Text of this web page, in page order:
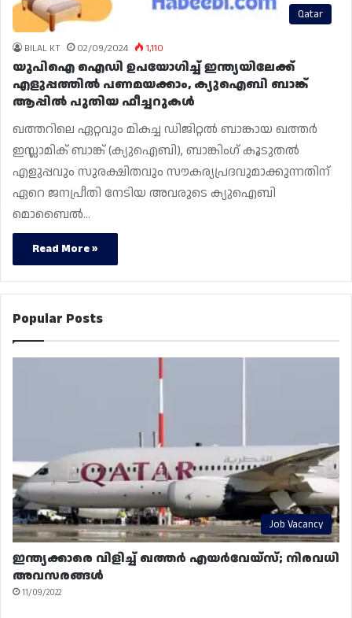
Qatar
BILAL KT 02/09/2024 1,110
യുപിഐ ഐഡി ഉപയോഗിച്ച് ഇന്ത്യയിലേക്ക്
എളുപ്പത്തിൽ പണമയക്കാം, ക്യുഐബി ബാങ്ക്
ആപ്പിൽ പുതിയ ഫീച്ചറുകൾ
ഖത്തറിലെ ഏറ്റവും മികച്ച ഡിജിറ്റൽ ബാങ്കായ ഖത്തർ
ഇസ്ലാമിക് ബാങ്ക് (ക്യുഐബി), ബാങ്കിംഗ് കൂടുതൽ
എളുപ്പവും സുരക്ഷിതവും സൗകര്യപ്രദവുമാക്കുന്നതിന്
ഏറെ ജനപ്രീതി നേടിയ അവരുടെ ക്യുഐബി
മൊബൈൽ…
Read More »
Popular Posts
Job Vacancy
ഇന്ത്യക്കാരെ വിളിച്ച് ഖത്തർ എയർവേയ്‌സ്; നിരവധി
അവസരങ്ങൾ
11/09/2022